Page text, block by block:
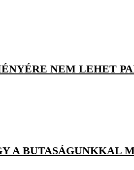
NEM LEHET
A BUTASÁGUNKKAL